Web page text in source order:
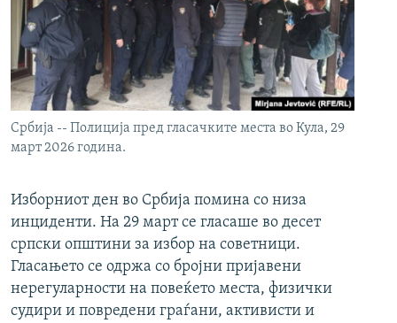
Србија -- Полиција пред гласачките места во Кула, 29
март 2026 година.
Изборниот ден во Србија помина со низа
инциденти. На 29 март се гласаше во десет
српски општини за избор на советници.
Гласањето се одржа со бројни пријавени
нерегуларности на повеќето места, физички
судири и повредени граѓани, активисти и